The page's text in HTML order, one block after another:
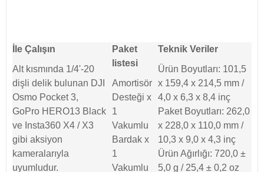
İle Çalışın
Alt kısmında 1/4'-20
dişli delik bulunan DJI
Osmo Pocket 3,
GoPro HERO13 Black
ve Insta360 X4 / X3
gibi aksiyon
kameralarıyla
uyumludur.
Paket
listesi
Amortisör
Desteği x
1
Vakumlu
Bardak x
1
Vakumlu
Teknik Veriler
Ürün Boyutları: 101,5
x 159,4 x 214,5 mm /
4,0 x 6,3 x 8,4 inç
Paket Boyutları: 262,0
x 228,0 x 110,0 mm /
10,3 x 9,0 x 4,3 inç
Ürün Ağırlığı: 720,0 ±
5,0 g / 25,4 ± 0,2 oz